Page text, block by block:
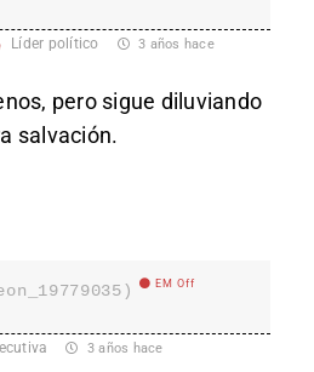
Líder político 3 años hace
pero sigue diluviando
salvación.
EM Off
3 años hace